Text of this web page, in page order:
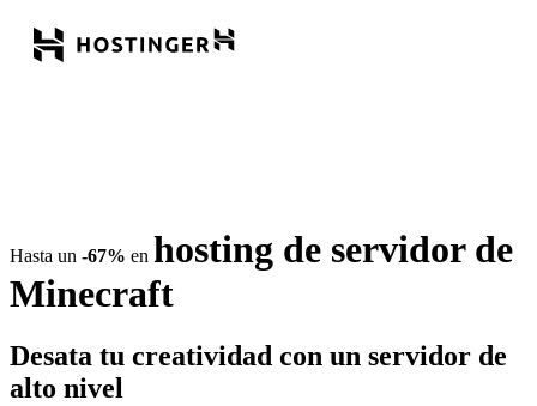
Hasta un -67% en hosting de servidor de
Minecraft
Desata tu creatividad con un servidor de
alto nivel